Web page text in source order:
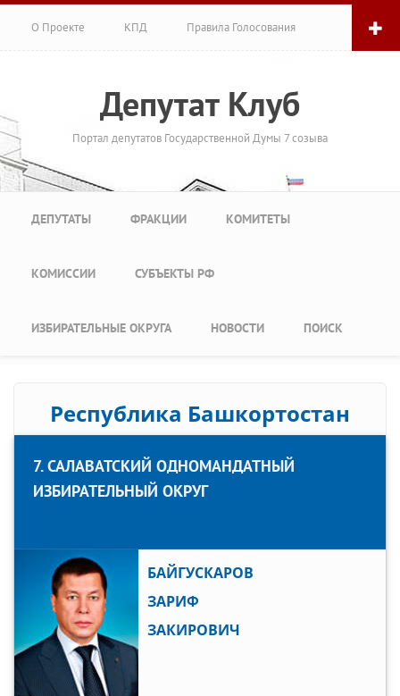
О Проекте КПД Правила Голосования
Депутат Клуб
Портал депутатов Государственной Думы 7 созыва
Главное меню
ДЕПУТАТЫ ФРАКЦИИ КОМИТЕТЫ
КОМИССИИ СУБЪЕКТЫ РФ
ИЗБИРАТЕЛЬНЫЕ ОКРУГА НОВОСТИ ПОИСК
Республика Башкортостан
7. САЛАВАТСКИЙ ОДНОМАНДАТНЫЙ
ИЗБИРАТЕЛЬНЫЙ ОКРУГ
БАЙГУСКАРОВ
ЗАРИФ
ЗАКИРОВИЧ